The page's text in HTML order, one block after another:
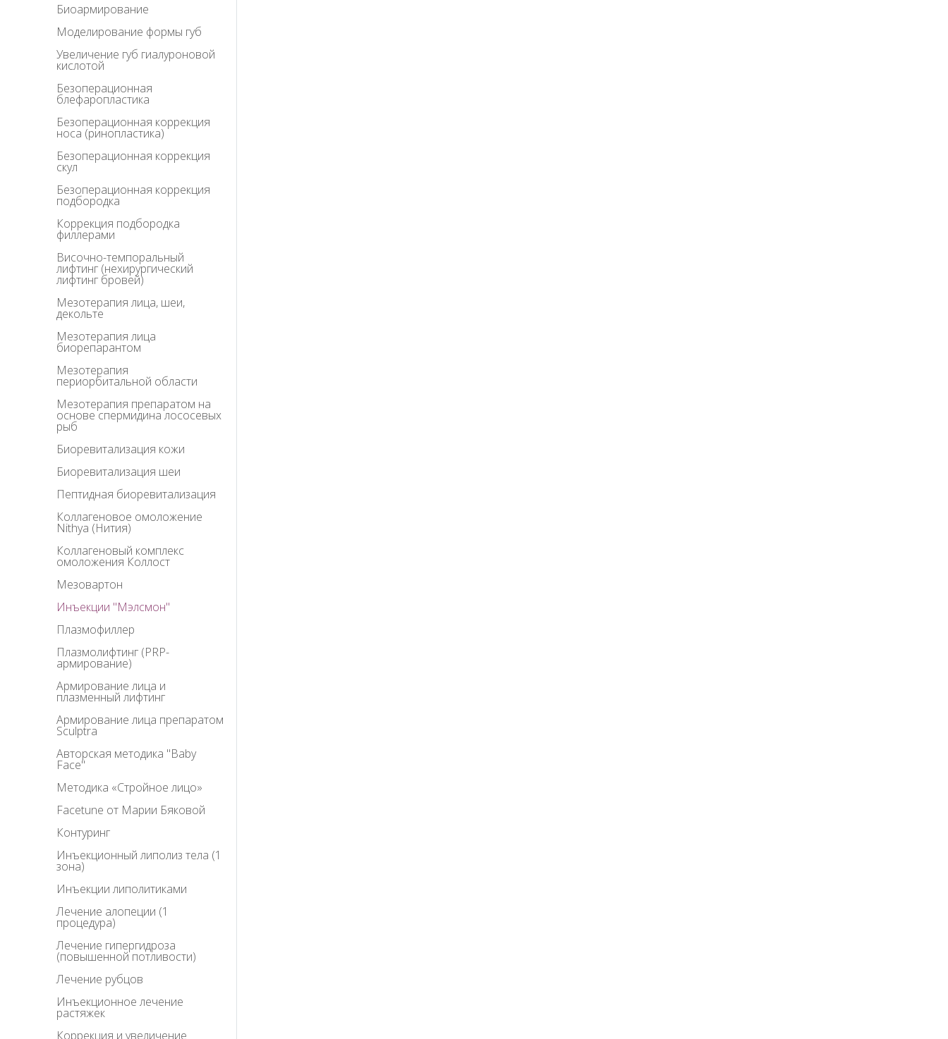
Биоармирование
Моделирование формы губ
Увеличение губ гиалуроновой
кислотой
Безоперационная
блефаропластика
Безоперационная коррекция
носа (ринопластика)
Безоперационная коррекция
скул
Безоперационная коррекция
подбородка
Коррекция подбородка
филлерами
Височно-темпоральный
лифтинг (нехирургический
лифтинг бровей)
Мезотерапия лица, шеи,
декольте
Мезотерапия лица
биорепарантом
Мезотерапия
периорбитальной области
Мезотерапия препаратом на
основе спермидина лососевых
рыб
Биоревитализация кожи
Биоревитализация шеи
Пептидная биоревитализация
Коллагеновое омоложение
Nithya (Нития)
Коллагеновый комплекс
омоложения Коллост
Мезовартон
Инъекции "Мэлсмон"
Плазмофиллер
Плазмолифтинг (PRP-
армирование)
Армирование лица и
плазменный лифтинг
Армирование лица препаратом
Sculptra
Авторская методика "Baby
Face"
Методика «Стройное лицо»
Facetune от Марии Бяковой
Контуринг
Инъекционный липолиз тела (1
зона)
Инъекции липолитиками
Лечение алопеции (1
процедура)
Лечение гипергидроза
(повышенной потливости)
Лечение рубцов
Инъекционное лечение
растяжек
Коррекция и увеличение